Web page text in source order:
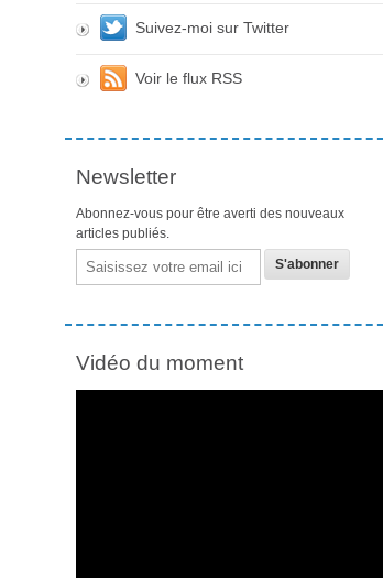
Suivez-moi sur Twitter
Voir le flux RSS
Newsletter
Abonnez-vous pour être averti des nouveaux
articles publiés.
Email
Vidéo du moment